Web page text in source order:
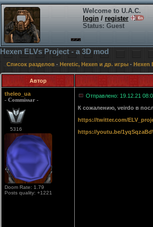
Welcome to U.A.C.
login / register
Status: Guest
Hexen ELVs Project - a 3D mod
Список разделов - Heretic, Hexen и др. игры - Hexen
Автор
theleo_ua
- Commissar -
5316
Doom Rate: 1.79
Posts quality: +1221
Отправлено: 19.12.21
К сожалению, veirdo в
https://twitter.com/
https://youtu.be/